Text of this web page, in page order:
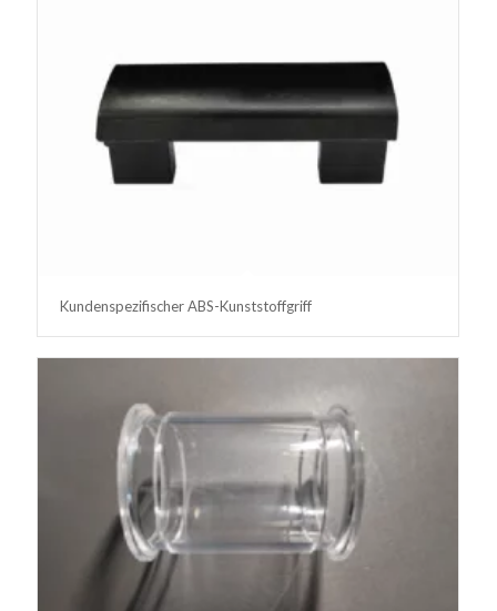
Kundenspezifischer ABS-Kunststoffgriff